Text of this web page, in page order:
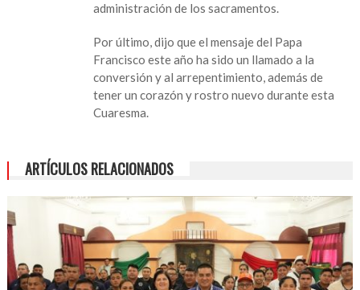
administración de los sacramentos.
Por último, dijo que el mensaje del Papa
Francisco este año ha sido un llamado a la
conversión y al arrepentimiento, además de
tener un corazón y rostro nuevo durante esta
Cuaresma.
ARTÍCULOS RELACIONADOS